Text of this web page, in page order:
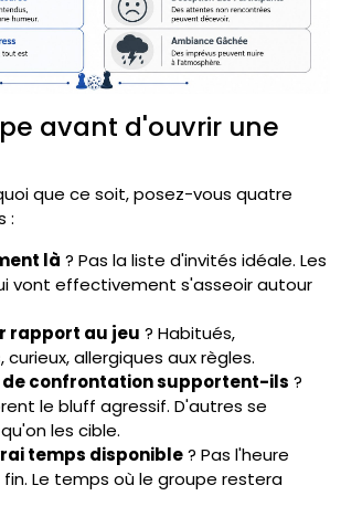
avant d'ouvrir une
que ce soit, posez-vous quatre
:
là ? Pas la liste d'invités idéale. Les
vont effectivement s'asseoir autour
rapport au jeu ? Habitués,
curieux, allergiques aux règles.
de confrontation supportent-ils ?
le bluff agressif. D'autres se
les cible.
temps disponible? Pas l'heure
Le temps où le groupe restera